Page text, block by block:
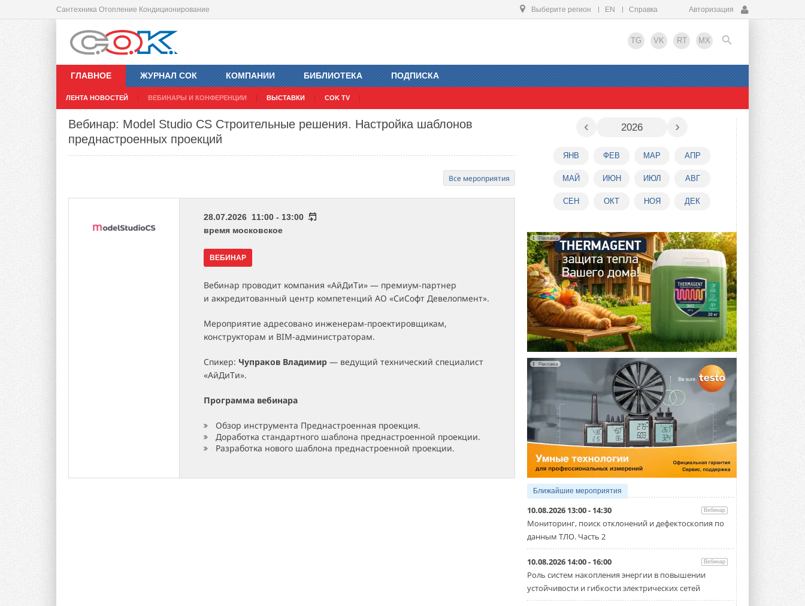
Сантехника Отопление Кондиционирование Выберите регион EN Справка Авторизация
TG VK RT MX
ГЛАВНОЕ
ЛЕНТА НОВОСТЕЙ ВЕБИНАРЫ И КОНФЕРЕНЦИИ ВЫСТАВКИ COK TV
ЖУРНАЛ СОК КОМПАНИИ БИБЛИОТЕКА ПОДПИСКА
EN
Вебинар: Model Studio CS Строительные решения. Настройка шаблонов
преднастроенных проекций
Все мероприятия
28.07.2026 11:00 - 13:00
время московское
ВЕБИНАР
Вебинар проводит компания «АйДиТи» — премиум-партнер
и аккредитованный центр компетенций АО «СиСофт Девелопмент».
Мероприятие адресовано инженерам-проектировщикам,
конструкторам и BIM-администраторам.
Спикер: Чупраков Владимир — ведущий технический специалист
«АйДиТи».
Программа вебинара
Обзор инструмента Преднастроенная проекция.
Доработка стандартного шаблона преднастроенной проекции.
Разработка нового шаблона преднастроенной проекции.
‹ 2026 ›
ЯНВ ФЕВ МАР АПР
МАЙ ИЮН ИЮЛ АВГ
СЕН ОКТ НОЯ ДЕК
Реклама
Реклама
Ближайшие мероприятия
10.08.2026 13:00 - 14:30 Вебинар
Мониторинг, поиск отклонений и дефектоскопия по
данным ТЛО. Часть 2
10.08.2026 14:00 - 16:00 Вебинар
Роль систем накопления энергии в повышении
устойчивости и гибкости электрических сетей